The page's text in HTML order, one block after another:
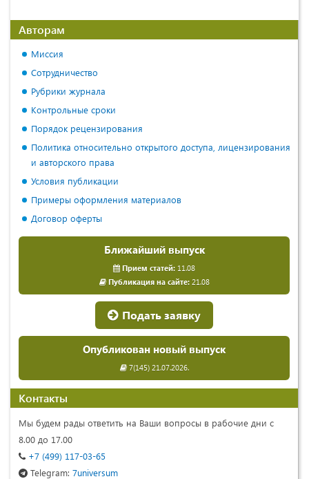
Авторам
Миссия
Сотрудничество
Рубрики журнала
Контрольные сроки
Порядок рецензирования
Политика относительно открытого доступа, лицензирования
и авторского права
Условия публикации
Примеры оформления материалов
Договор оферты
Ближайший выпуск
Прием статей: 11.08
Публикация на сайте:21.08
Подать заявку
Опубликован новый выпуск
7(145) 21.07.2026.
Контакты
Мы будем рады ответить на Ваши вопросы в рабочие дни с
8.00 до 17.00
+7 (499) 117-03-65
Telegram: 7universum